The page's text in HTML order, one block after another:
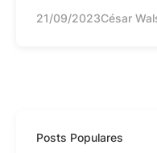
21/09/2023César
Posts Populares